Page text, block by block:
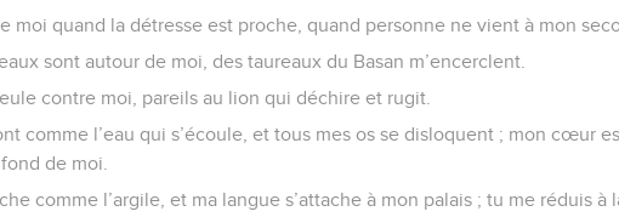
moi quand la détresse est proche, quand personne ne vient à mon
sont autour de moi, des taureaux du Basan m’encerclent.
contre moi, pareils au lion qui déchire et rugit.
comme l’eau qui s’écoule, et tous mes os se disloquent ; mon cœur
de moi.
comme l’argile, et ma langue s’attache à mon palais ; tu me réduis à